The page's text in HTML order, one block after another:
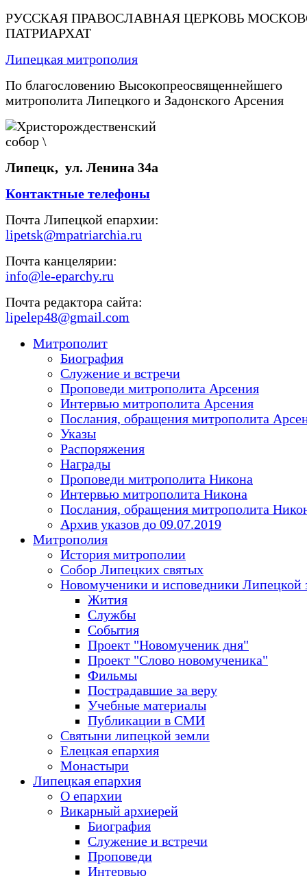
РУССКАЯ ПРАВОСЛАВНАЯ ЦЕРКОВЬ
ПАТРИАРХАТ
Липецкая митрополия
По благословению Высокопреосвященнейшего
митрополита Липецкого и Задонского Арсения
Липецк, ул. Ленина 34а
Контактные телефоны
Почта Липецкой епархии:
lipetsk@mpatriarchia.ru
Почта канцелярии:
info@le-eparchy.ru
Почта редактора сайта:
lipelep48@gmail.com
Митрополит
Биография
Служение и встречи
Проповеди митрополита Арсения
Интервью митрополита Арсения
Послания, обращения митрополита
Указы
Распоряжения
Награды
Проповеди митрополита Никона
Интервью митрополита Никона
Послания, обращения митрополита
Архив указов до 09.07.2019
Митрополия
История митрополии
Собор Липецких святых
Новомученики и исповедники Липецкой
Жития
Службы
События
Проект "Новомученик дня"
Проект "Слово новомученика"
Фильмы
Пострадавшие за веру
Учебные материалы
Публикации в СМИ
Святыни липецкой земли
Елецкая епархия
Монастыри
Липецкая епархия
О епархии
Викарный архиерей
Биография
Служение и встречи
Проповеди
Интервью